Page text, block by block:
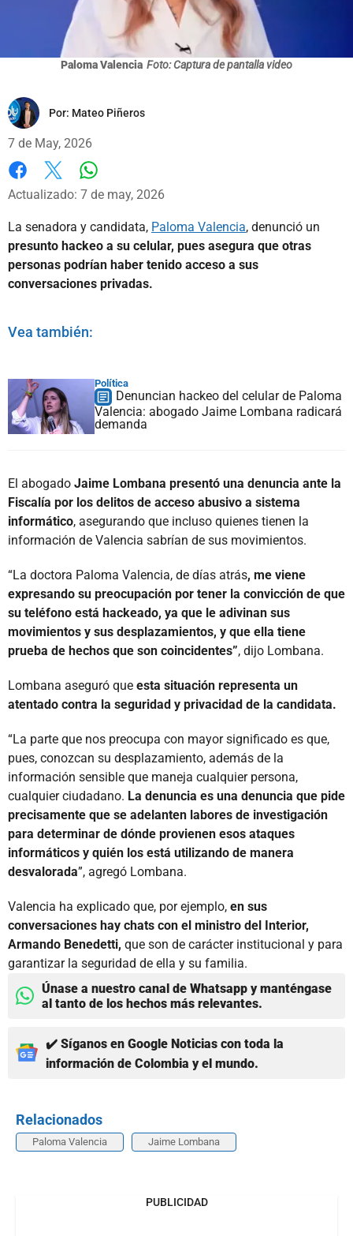
Paloma Valencia Foto: Captura de pantalla video
Por: Mateo Piñeros
7 de May, 2026
Facebook
X
Actualizado: 7 de may, 2026
La senadora y candidata, Paloma Valencia, denunció un
presunto hackeo a su celular, pues asegura que otras
personas podrían haber tenido acceso a sus
conversaciones privadas.
Vea también:
Política
Denuncian hackeo del celular de Paloma
Valencia: abogado Jaime Lombana radicará
demanda
El abogado Jaime Lombana presentó una denuncia ante la
Fiscalía por los delitos de acceso abusivo a sistema
informático, asegurando que incluso quienes tienen la
información de Valencia sabrían de sus movimientos.
“La doctora Paloma Valencia, de días atrás, me viene
expresando su preocupación por tener la convicción de que
su teléfono está hackeado, ya que le adivinan sus
movimientos y sus desplazamientos, y que ella tiene
prueba de hechos que son coincidentes”, dijo Lombana.
Lombana aseguró que esta situación representa un
atentado contra la seguridad y privacidad de la candidata.
“La parte que nos preocupa con mayor significado es que,
pues, conozcan su desplazamiento, además de la
información sensible que maneja cualquier persona,
cualquier ciudadano. La denuncia es una denuncia que pide
precisamente que se adelanten labores de investigación
para determinar de dónde provienen esos ataques
informáticos y quién los está utilizando de manera
desvalorada”, agregó Lombana.
Valencia ha explicado que, por ejemplo, en sus
conversaciones hay chats con el ministro del Interior,
Armando Benedetti, que son de carácter institucional y para
garantizar la seguridad de ella y su familia.
Únase a nuestro canal de Whatsapp y manténgase
al tanto de los hechos más relevantes.
✔️ Síganos en Google Noticias con toda la
información de Colombia y el mundo.
Relacionados
Paloma Valencia Jaime Lombana
PUBLICIDAD